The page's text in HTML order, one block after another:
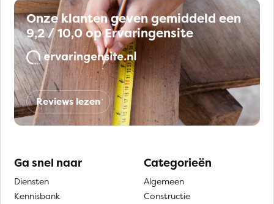
Onze klanten geven gemiddeld een
9,2 / 10,0 op Ervaringensite
Reviews lezen
Ga snel naar
Diensten
Kennisbank
Categorieën
Algemeen
Constructie